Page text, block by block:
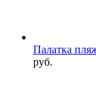
Палатка
руб.